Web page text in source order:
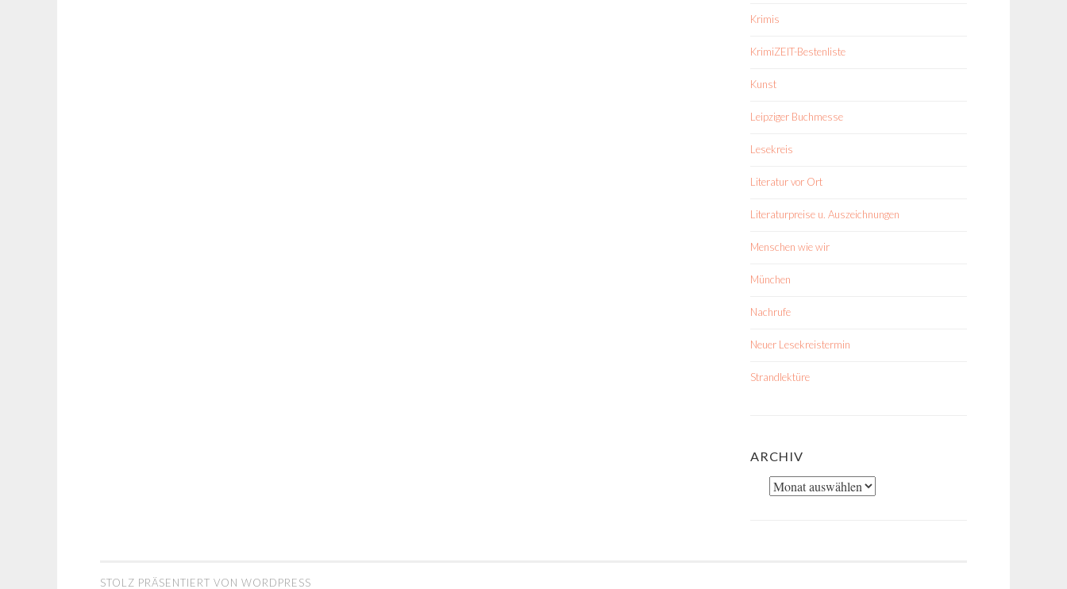
Krimis
KrimiZEIT-Bestenliste
Kunst
Leipziger Buchmesse
Lesekreis
Literatur vor Ort
Literaturpreise u. Auszeichnungen
Menschen wie wir
München
Nachrufe
Neuer Lesekreistermin
Strandlektüre
ARCHIV
Archiv
STOLZ PRÄSENTIERT VON WORDPRESS